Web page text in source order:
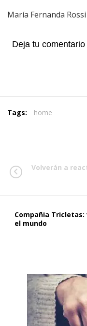
María Fernanda Rossi
Deja tu comentario
Tags: home
Volverán a
Compañia
el mundo